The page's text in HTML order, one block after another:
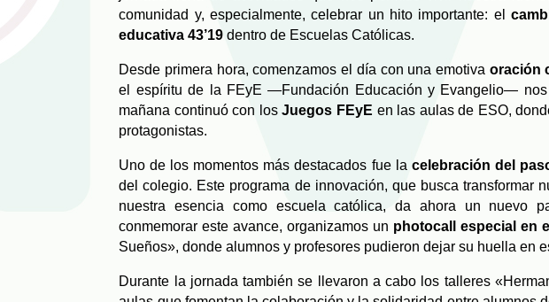
comunidad y, especialmente, celebrar un hito importante: el
educativa 43’19 dentro de Escuelas Católicas.
Desde primera hora, comenzamos el día con una emotiva oración
el espíritu de la FEyE —Fundación Educación y Evangelio—
mañana continuó con losJuegos FEyE en las aulas de ESO,
protagonistas.
Uno de los momentos más destacados fue la celebración del
del colegio. Este programa de innovación, que busca transformar
nuestra esencia como escuela católica, da ahora un nuevo
conmemorar este avance, organizamos un photocall especial en
Sueños», donde alumnos y profesores pudieron dejar su huella en
Durante la jornada también se llevaron a cabo los talleres